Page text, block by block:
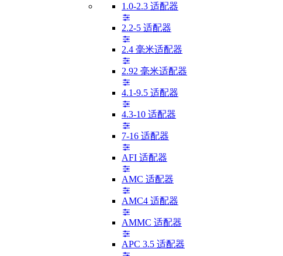
1.0-2.3 适配器
2.2-5 适配器
2.4 毫米适配器
2.92 毫米适配器
4.1-9.5 适配器
4.3-10 适配器
7-16 适配器
AFI 适配器
AMC 适配器
AMC4 适配器
AMMC 适配器
APC 3.5 适配器